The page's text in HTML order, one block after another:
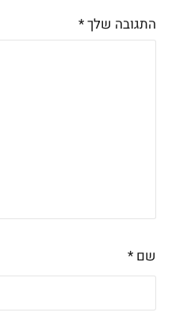
התגובה שלך*
שם *